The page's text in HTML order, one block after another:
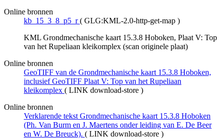
Online bronnen
kb_15_3_8_p5_r ( GLG:KML-2.0-http-get-map )
KML Grondmechanische kaart 15.3.8 Hoboken, Plaat V: Top
van het Rupeliaan kleikomplex (scan originele plaat)
Online bronnen
GeoTIFF van de Grondmechanische kaart 15.3.8 Hoboken,
inclusief GeoTIFF Plaat V: Top van het Rupeliaan
kleikomplex ( LINK download-store )
Online bronnen
Verklarende tekst Grondmechanische kaart 15.3.8 Hoboken
(Ph. Van Burm en J. Maertens onder leiding van E. De Beer
en W. De Breuck). ( LINK download-store )